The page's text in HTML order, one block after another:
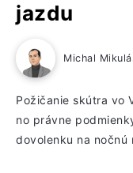
jazdu
Michal
Požičanie skútra vo
no právne
dovolenku na nočnú